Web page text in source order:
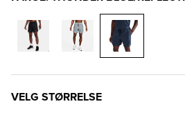
VELG STØRRELSE